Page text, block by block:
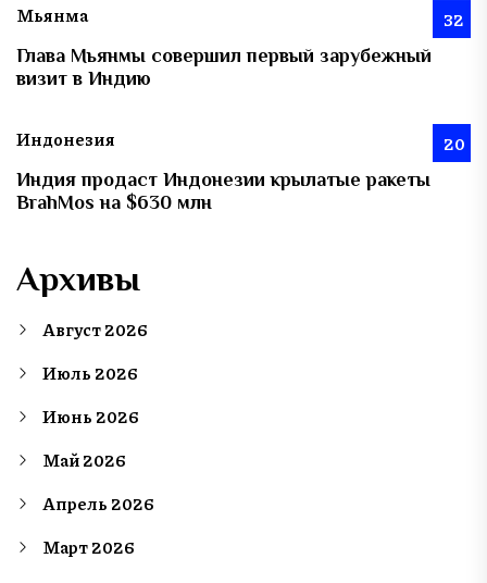
Мьянма 32
Глава Мьянмы совершил первый зарубежный
визит в Индию
Индонезия 20
Индия продаст Индонезии крылатые ракеты
BrahMos на $630 млн
Архивы
Август 2026
Июль 2026
Июнь 2026
Май 2026
Апрель 2026
Март 2026